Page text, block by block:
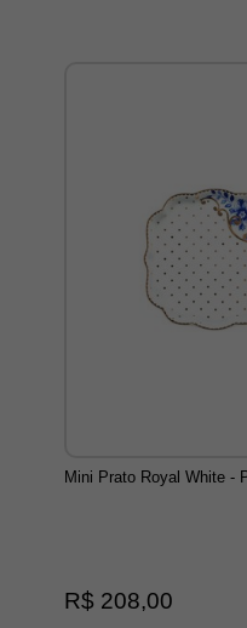
Mini Prato Royal White -
R$ 208,00